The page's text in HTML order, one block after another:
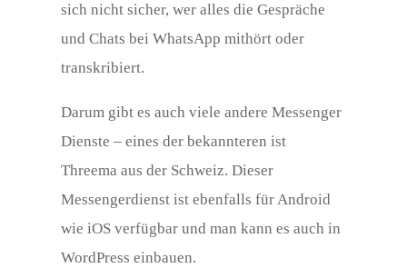
sich nicht sicher, wer alles die Gespräche
und Chats bei WhatsApp mithört oder
transkribiert.
Darum gibt es auch viele andere Messenger
Dienste – eines der bekannteren ist
Threema aus der Schweiz. Dieser
Messengerdienst ist ebenfalls für Android
wie iOS verfügbar und man kann es auch in
WordPress einbauen.